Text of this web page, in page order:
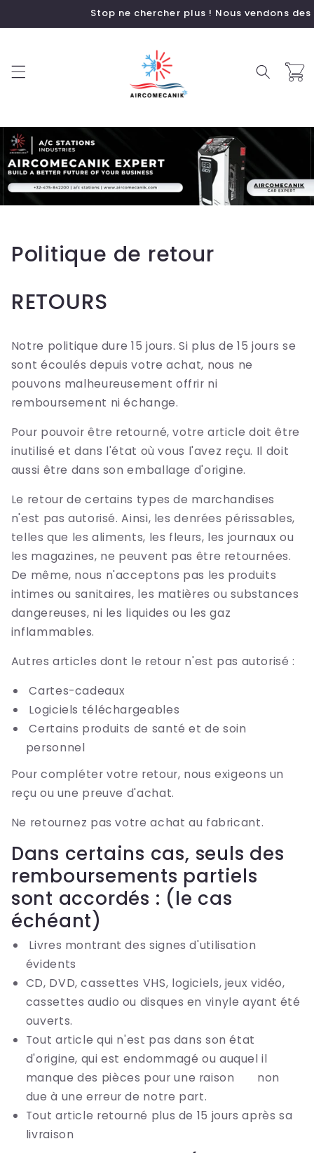
au
Stop ne chercher plus ! Nous vendons des
Panier
Politique de retour
RETOURS
Notre politique dure 15 jours. Si plus de 15 jours se
sont écoulés depuis votre achat, nous ne
pouvons malheureusement offrir ni
remboursement ni échange.
Pour pouvoir être retourné, votre article doit être
inutilisé et dans l'état où vous l'avez reçu. Il doit
aussi être dans son emballage d'origine.
Le retour de certains types de marchandises
n'est pas autorisé. Ainsi, les denrées périssables,
telles que les aliments, les fleurs, les journaux ou
les magazines, ne peuvent pas être retournées.
De même, nous n'acceptons pas les produits
intimes ou sanitaires, les matières ou substances
dangereuses, ni les liquides ou les gaz
inflammables.
Autres articles dont le retour n'est pas autorisé :
Cartes-cadeaux
Logiciels téléchargeables
Certains produits de santé et de soin
personnel
Pour compléter votre retour, nous exigeons un
reçu ou une preuve d'achat.
Ne retournez pas votre achat au fabricant.
Dans certains cas, seuls des
remboursements partiels
sont accordés : (le cas
échéant)
Livres montrant des signes d'utilisation
évidents
CD, DVD, cassettes VHS, logiciels, jeux vidéo,
cassettes audio ou disques en vinyle ayant été
ouverts.
Tout article qui n'est pas dans son état
d'origine, qui est endommagé ou auquel il
manque des pièces pour une raison non
due à une erreur de notre part.
Tout article retourné plus de 15 jours après sa
livraison